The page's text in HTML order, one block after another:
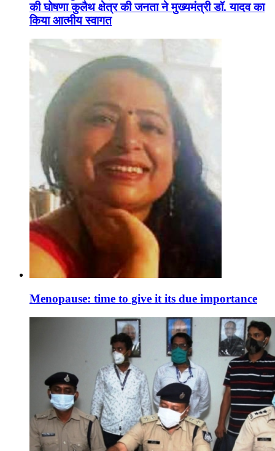
की घोषणा कुलैथ क्षेत्र की जनता ने मुख्यमंत्री डॉ. यादव का
किया आत्मीय स्वागत
Menopause: time to give it its due importance